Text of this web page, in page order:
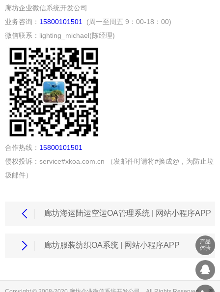
廊坊企业微信系统开发公司
业务咨询： 15800101501 (周一至周五 9：00-18：00)
微信联系：lighting_michael(陈经理)
合作热线： 15800101501
侵权投诉：service#xkoa.com.cn （发邮件时请将#换成@，为防止垃
圾邮件）
廊坊海运陆运空运OA管理系统 | 网站小程序APP
廊坊服装纺织OA系统 | 网站小程序APP
产品
体验